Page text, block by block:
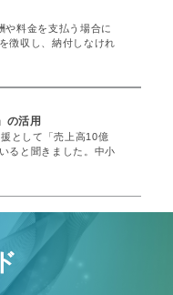
料金を支払う場合に
徴収し、納付しなけれ
の活用
として「売上高10億
ると聞きました。中小